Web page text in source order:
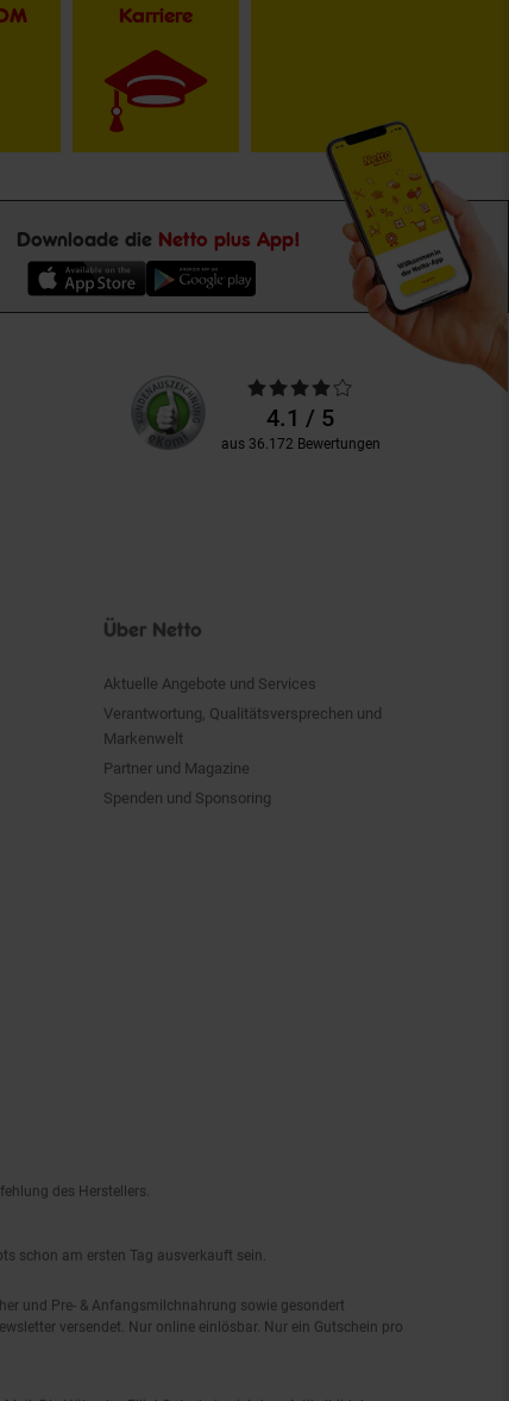
Karriere
Downloade die Netto plus App!
Unsere
Kundenbewertungen
Durchschnittliche
Bewertungen4.1 / 5
aus 36.172 Bewertungen
Verantwortung, Qualitätsversprechen und
Markenwelt
Partner und Magazine
Spenden und Sponsoring
schon am ersten Tag ausverkauft sein.
und Pre- & Anfangsmilchnahrung sowie gesondert
versendet. Nur online einlösbar. Nur ein Gutschein pro
Die Höhe des Filial-Gutscheins ist dem Artikelbild des